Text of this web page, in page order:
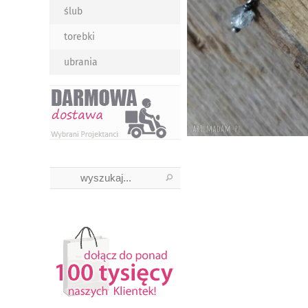
ślub
torebki
ubrania